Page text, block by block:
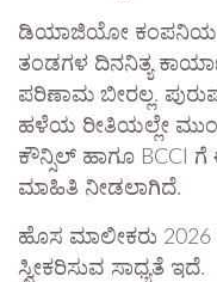
ಡಿಯಾಜಿಯೋ ಕಂಪನಿಯ
ತಂಡಗಳ ದಿನನಿತ್ಯ
ಪರಿಣಾಮ ಬೀರಲ್ಲ.
ಹಳೆಯ ರೀತಿಯಲ್ಲೇ
ಕೌನ್ಸಿಲ್ ಹಾಗೂ BCCI
ಮಾಹಿತಿ ನೀಡಲಾಗಿದೆ.
ಹೊಸ ಮಾಲೀಕರು
ಸ್ವೀಕರಿಸುವ ಸಾಧ್ಯತೆ ಇದೆ.